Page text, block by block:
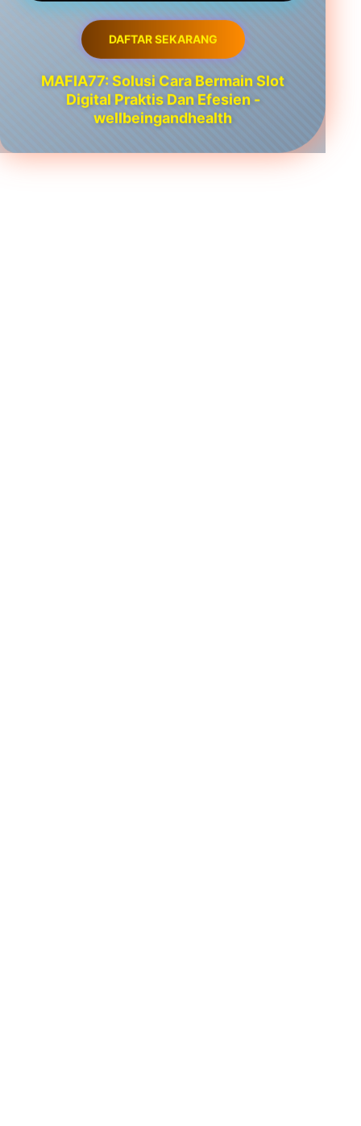
DAFTAR SEKARANG
MAFIA77: Solusi Cara Bermain Slot
Digital Praktis Dan Efesien -
wellbeingandhealth